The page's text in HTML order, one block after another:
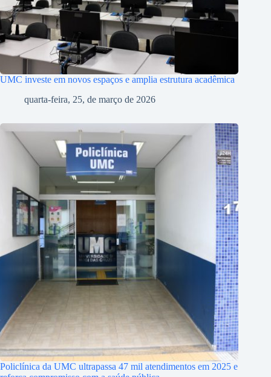
UMC investe em novos espaços e amplia estrutura acadêmica
quarta-feira, 25, de março de 2026
Policlínica da UMC ultrapassa 47 mil atendimentos em 2025 e